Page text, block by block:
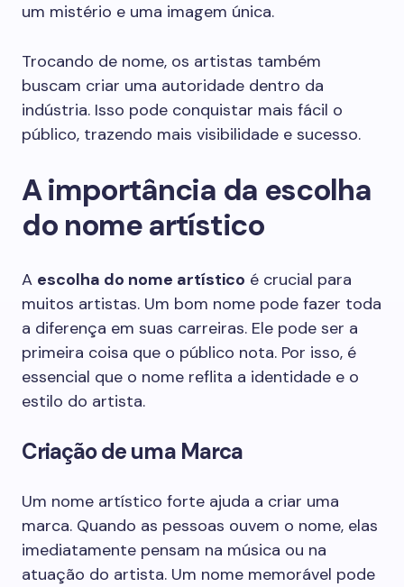
um mistério e uma imagem única.
Trocando de nome, os artistas também
buscam criar uma autoridade dentro da
indústria. Isso pode conquistar mais fácil o
público, trazendo mais visibilidade e sucesso.
A importância da escolha
do nome artístico
A escolha do nome artístico é crucial para
muitos artistas. Um bom nome pode fazer toda
a diferença em suas carreiras. Ele pode ser a
primeira coisa que o público nota. Por isso, é
essencial que o nome reflita a identidade e o
estilo do artista.
Criação de uma Marca
Um nome artístico forte ajuda a criar uma
marca. Quando as pessoas ouvem o nome, elas
imediatamente pensam na música ou na
atuação do artista. Um nome memorável pode